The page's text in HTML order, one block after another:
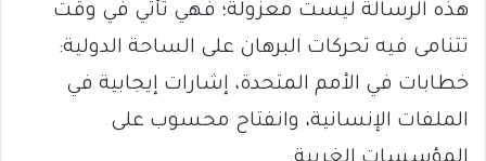
هذه الرسالة ليست معزولة؛ فهي تأتي في وقت
تتنامى فيه تحركات البرهان على الساحة الدولية:
خطابات في الأمم المتحدة، إشارات إيجابية في
الملفات الإنسانية، وانفتاح محسوب على